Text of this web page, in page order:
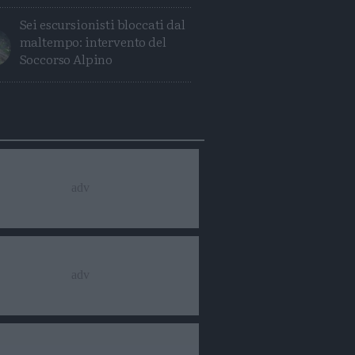
Sei escursionisti bloccati dal
maltempo: intervento del
Soccorso Alpino